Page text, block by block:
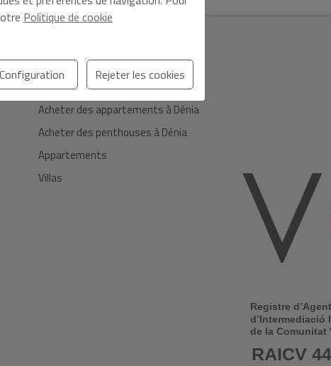
Nouvelle promotion
Acheter des appartements à Dénia
Acheter des penthouses à Dénia
Appartements
Villas
Politique de cookie
Configuration Rejeter les cookies